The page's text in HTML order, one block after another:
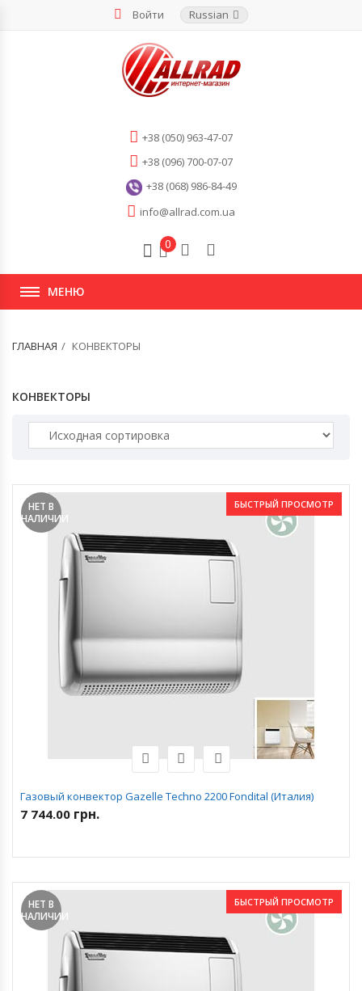
Войти Russian
+38 (050) 963-47-07
+38 (096) 700-07-07
+38 (068) 986-84-49
info@allrad.com.ua
0
МЕНЮ
ГЛАВНАЯ КОНВЕКТОРЫ
КОНВЕКТОРЫ
НЕТ В
НАЛИЧИИ
БЫСТРЫЙ ПРОСМОТР
Газовый конвектор Gazelle Techno 2200 Fondital (Италия)
7 744.00 грн.
НЕТ В
НАЛИЧИИ
БЫСТРЫЙ ПРОСМОТР